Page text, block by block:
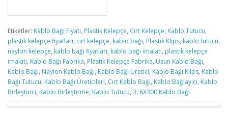
Etiketler: Kablo Bağı Fiyatı, Plastik Kelepçe, Cırt Kelepçe, Kablo Tutucu,
plastik kelepçe fiyatları, cırt kelepçe, kablo bağı, Plastik Klips, kablo tutucu,
naylon kelepçe, kablo bağı fiyatları, kablo bağı imalatı, plastik kelepçe
imalatı, Kablo Bağı Fabrika, Plastik Kelepçe Fabrika, Uzun Kablo Bağı,
Kablo Bağı, Naylon Kablo Bağı, Kablo Bağı Üretici, Kablo Bağı Klips, Kablo
Bağı Tutucu, Kablo Bağı Üreticileri, Cırt Kablo Bağı, Kablo Bağlayıcı, Kablo
Birleştirici, Kablo Birleştirme, Kablo Tutucu, 3, 6X300 Kablo Bağı